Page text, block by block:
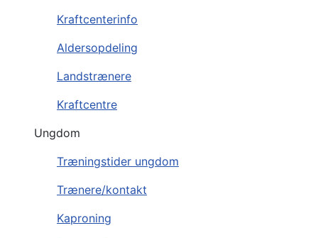
Kraftcenterinfo
Aldersopdeling
Landstrænere
Kraftcentre
Ungdom
Træningstider ungdom
Trænere/kontakt
Kaproning